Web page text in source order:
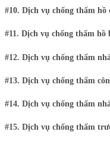
#10. Dịch vụ chống thấm
#11. Dịch vụ chống thấm
#12. Dịch vụ chống thấm
#13. Dịch vụ chống thấm
#14. Dịch vụ chống thấm
#15. Dịch vụ chống thấm